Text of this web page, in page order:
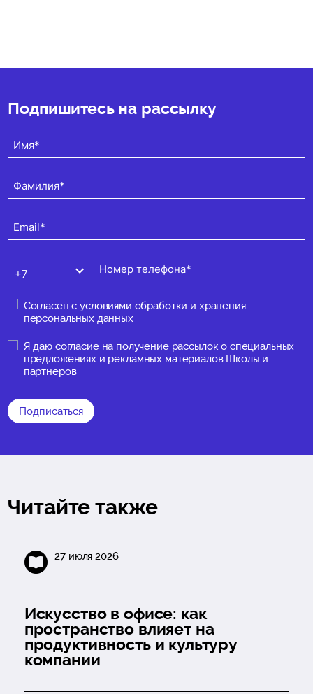
Подпишитесь на рассылку
Согласен сусловиями обработки и хранения
персональных данных
Я даю согласие на получение рассылок о специальных
предложениях и рекламных материалов Школы и
партнеров
Подписаться
Читайте также
27 июля 2026
Искусство в офисе: как
пространство влияет на
продуктивность и культуру
компании